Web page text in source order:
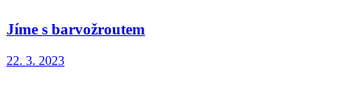
Jíme s barvožroutem
22. 3. 2023